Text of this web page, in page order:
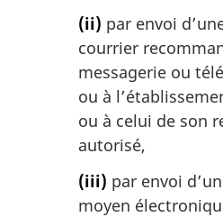
(ii) par envoi
courrier
messagerie ou
ou à
ou à celui de son
autorisé,
(iii) par envoi
moyen